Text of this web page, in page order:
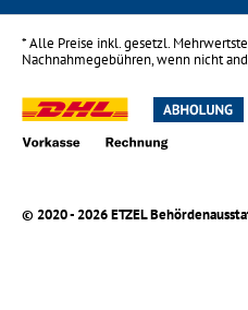
* Alle Preise inkl. gesetzl.
Nachnahmegebühren, wenn nicht
© 2020 - 2026 ETZEL